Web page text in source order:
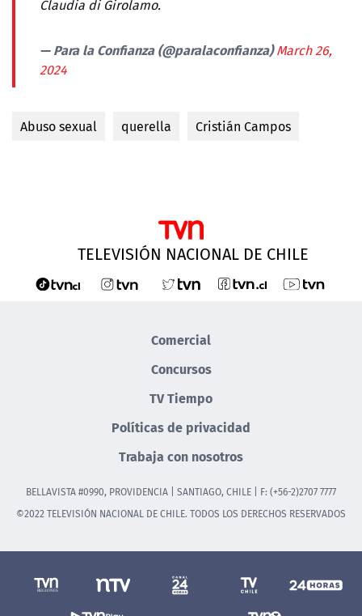
Claudia di Girolamo.
— Para la Confianza (@paralaconfianza)March 26,
2024
Abuso sexual querella Cristián Campos
TELEVISIÓN NACIONAL DE CHILE
Comercial
Concursos
TV Tiempo
Políticas de privacidad
Trabaja con nosotros
BELLAVISTA #0990, PROVIDENCIA | SANTIAGO, CHILE | F: (+56-2)2707 7777
©2022 TELEVISIÓN NACIONAL DE CHILE. TODOS LOS DERECHOS RESERVADOS